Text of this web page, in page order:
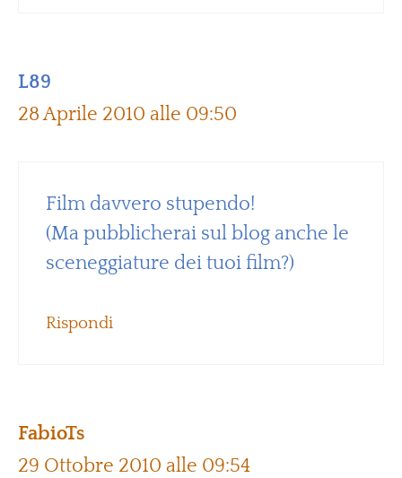
L89
28 Aprile 2010 alle 09:50
Film davvero stupendo!
(Ma pubblicherai sul blog anche le
sceneggiature dei tuoi film?)
Rispondi
FabioTs
29 Ottobre 2010 alle 09:54